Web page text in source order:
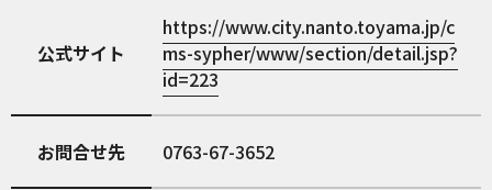
公式サイト
https://www.city.nanto.toyama.jp/c
ms-sypher/www/section/detail.jsp?
id=223
お問合せ先 0763-67-3652